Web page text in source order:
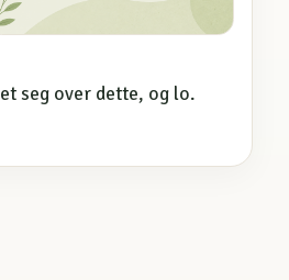
seg over dette, og lo.